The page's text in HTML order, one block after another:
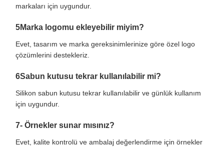
markaları için uygundur.
5Marka logomu ekleyebilir miyim?
Evet, tasarım ve marka gereksinimlerinize göre özel logo
çözümlerini destekleriz.
6Sabun kutusu tekrar kullanılabilir mi?
Silikon sabun kutusu tekrar kullanılabilir ve günlük kullanım
için uygundur.
7- Örnekler sunar mısınız?
Evet, kalite kontrolü ve ambalaj değerlendirme için örnekler